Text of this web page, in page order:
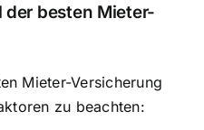
besten Mieter-
Mieter-Versicherung
zu beachten: